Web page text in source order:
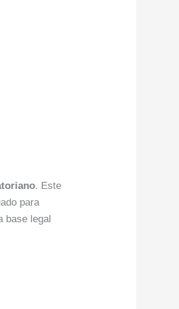
. Este
para
base legal